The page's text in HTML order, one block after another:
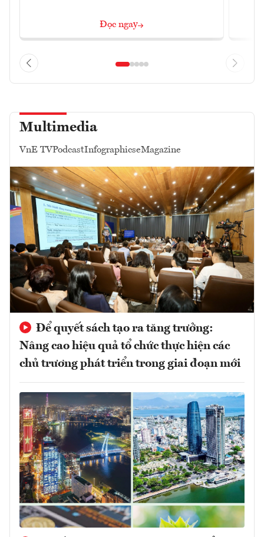
Đọc ngay
Multimedia
VnE TVPodcastInfographicseMagazine
Để quyết sách tạo ra tăng trưởng:
Nâng cao hiệu quả tổ chức thực hiện các
chủ trương phát triển trong giai đoạn mới